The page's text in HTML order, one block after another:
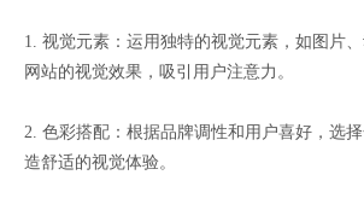
1. 视觉元素：运用独特的视觉元素，如图片
网站的视觉效果，吸引用户注意力。
2. 色彩搭配：根据品牌调性和用户喜好，选
造舒适的视觉体验。